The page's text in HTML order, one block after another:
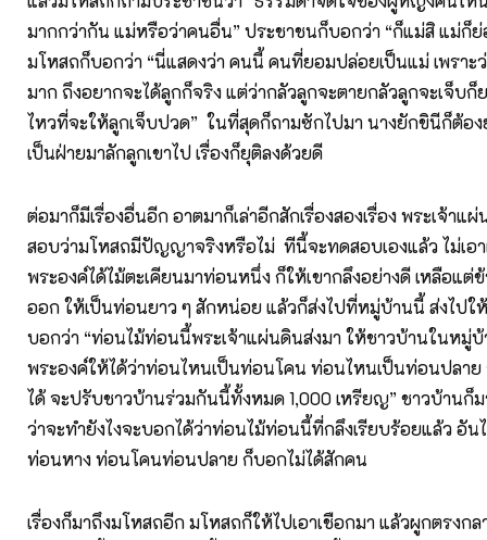
มากกว่ากัน แม่หรือว่าคนอื่น” ประชาชนก็บอกว่า “ก็แม่สิ แม่ก็ย่
มโหสถก็บอกว่า “นี่แสดงว่า คนนี้ คนที่ยอมปล่อยเป็นแม่ เพราะ
มาก ถึงอยากจะได้ลูกก็จริง แต่ว่ากลัวลูกจะตายกลัวลูกจะเจ็บ
ไหวที่จะให้ลูกเจ็บปวด” ในที่สุดก็ถามซักไปมา นางยักขินีก็ต้อง
เป็นฝ่ายมาลักลูกเขาไป เรื่องก็ยุติลงด้วยดี
ต่อมาก็มีเรื่องอื่นอีก อาตมาก็เล่าอีกสักเรื่องสองเรื่อง พระเจ้าแ
สอบว่ามโหสถมีปัญญาจริงหรือไม่ ทีนี้จะทดสอบเองแล้ว ไม่เอาเ
พระองค์ได้ไม้ตะเคียนมาท่อนหนึ่ง ก็ให้เขากลึงอย่างดี เหลือแต่
ออก ให้เป็นท่อนยาว ๆ สักหน่อย แล้วก็ส่งไปที่หมู่บ้านนี้ ส่งไปใ
บอกว่า “ท่อนไม้ท่อนนี้พระเจ้าแผ่นดินส่งมา ให้ชาวบ้านในหมู่
พระองค์ให้ได้ว่าท่อนไหนเป็นท่อนโคน ท่อนไหนเป็นท่อนปลาย
ได้ จะปรับชาวบ้านร่วมกันนี้ทั้งหมด 1,000 เหรียญ” ชาวบ้านก็
ว่าจะทำยังไงจะบอกได้ว่าท่อนไม้ท่อนนี้ที่กลึงเรียบร้อยแล้ว อั
ท่อนหาง ท่อนโคนท่อนปลาย ก็บอกไม่ได้สักคน
เรื่องก็มาถึงมโหสถอีก มโหสถก็ให้ไปเอาเชือกมา แล้วผูกตรงกล